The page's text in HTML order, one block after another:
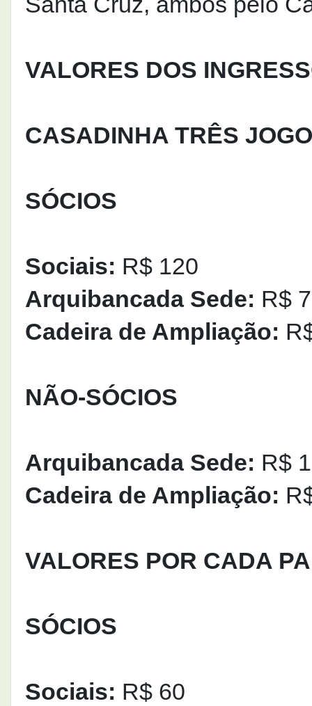
VALORES DOS
CASADINHA TRÊS
SÓCIOS
Sociais: R$ 120
Arquibancada Sede: R$
Cadeira de Ampliação:
NÃO-SÓCIOS
Arquibancada Sede: R$
Cadeira de Ampliação:
VALORES POR CADA
SÓCIOS
Sociais: R$ 60